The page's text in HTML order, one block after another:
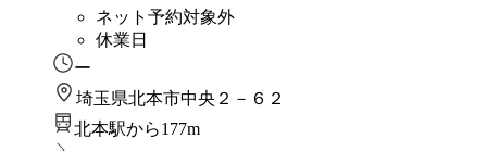
ネット予約対象外
休業日
ー
埼玉県北本市中央２－６２
北本駅から177m